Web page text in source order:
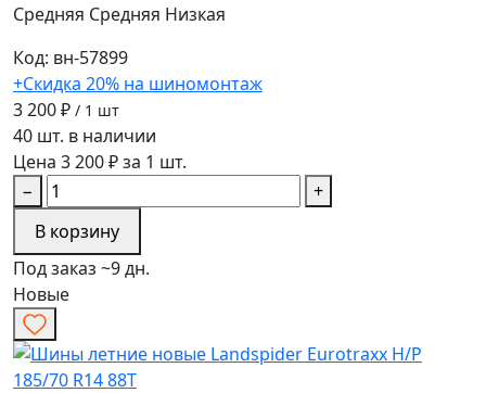
Средняя Средняя Низкая
Код: вн-57899
+Скидка 20% на шиномонтаж
3 200 ₽ / 1 шт
40 шт. в наличии
Цена 3 200 ₽ за 1 шт.
−
+
В корзину
Под заказ ~9 дн.
Новые